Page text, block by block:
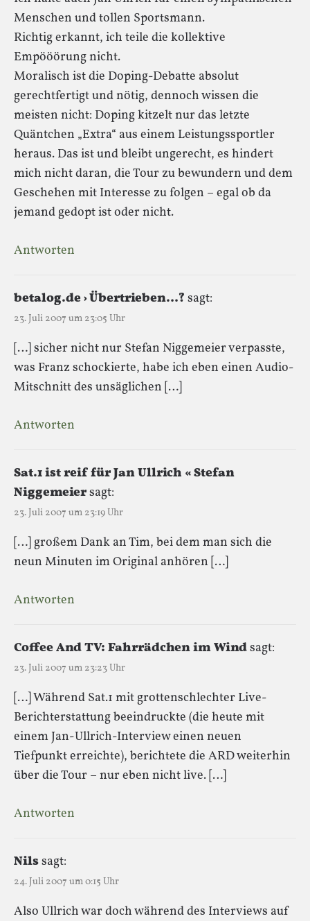
Menschen und tollen Sportsmann.
Richtig erkannt, ich teile die kollektive
Empööörung nicht.
Moralisch ist die Doping-Debatte absolut
gerechtfertigt und nötig, dennoch wissen die
meisten nicht: Doping kitzelt nur das letzte
Quäntchen „Extra“ aus einem Leistungssportler
heraus. Das ist und bleibt ungerecht, es hindert
mich nicht daran, die Tour zu bewundern und dem
Geschehen mit Interesse zu folgen – egal ob da
jemand gedopt ist oder nicht.
Antworten
betalog.de › Übertrieben…? sagt:
23. Juli 2007 um 23:05 Uhr
[…] sicher nicht nur Stefan Niggemeier verpasste,
was Franz schockierte, habe ich eben einen Audio-
Mitschnitt des unsäglichen […]
Antworten
Sat.1 ist reif für Jan Ullrich « Stefan
Niggemeiersagt:
23. Juli 2007 um 23:19 Uhr
[…] großem Dank an Tim, bei dem man sich die
neun Minuten im Original anhören […]
Antworten
Coffee And TV: Fahrrädchen im Windsagt:
23. Juli 2007 um 23:23 Uhr
[…] Während Sat.1 mit grottenschlechter Live-
Berichterstattung beeindruckte (die heute mit
einem Jan-Ullrich-Interview einen neuen
Tiefpunkt erreichte), berichtete die ARD weiterhin
über die Tour – nur eben nicht live. […]
Antworten
Nilssagt:
24. Juli 2007 um 0:15 Uhr
Also Ullrich war doch während des Interviews auf